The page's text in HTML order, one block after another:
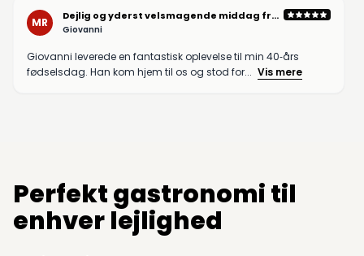
MR
Dejlig og yderst velsmagende middag fra
Giovanni
Giovanni
Giovanni leverede en fantastisk oplevelse til min 40‑års
fødselsdag. Han kom hjem til os og stod for... Vis mere
Perfekt gastronomi til
enhver lejlighed